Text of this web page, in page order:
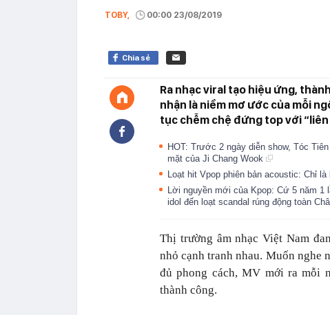
TOBY, 00:00 23/08/2019
Chia sẻ
Ra nhạc viral tạo hiệu ứng,
nhận là niềm mơ ước của mỗi
tục chễm chệ đứng top với
HOT: Trước 2 ngày diễn show, Tóc
mặt của Ji Chang Wook
Loạt hit Vpop phiên bản acoustic: Chỉ
Lời nguyền mới của Kpop: Cứ 5 năm
idol đến loạt scandal rúng động toàn
Thị trường âm nhạc Việt Nam
nhỏ cạnh tranh nhau. Muốn nghe
đủ phong cách, MV mới ra mỗi
thành công.